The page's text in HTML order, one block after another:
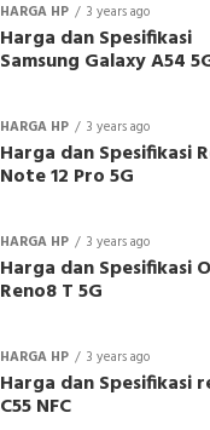
HARGA HP 3 years ago
Harga dan Spesifikasi
Samsung Galaxy A54
HARGA HP 3 years ago
Harga dan Spesifikasi
Note 12 Pro 5G
HARGA HP 3 years ago
Harga dan Spesifikasi
Reno8 T 5G
HARGA HP 3 years ago
Harga dan Spesifikasi
C55 NFC